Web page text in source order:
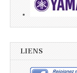
LIENS